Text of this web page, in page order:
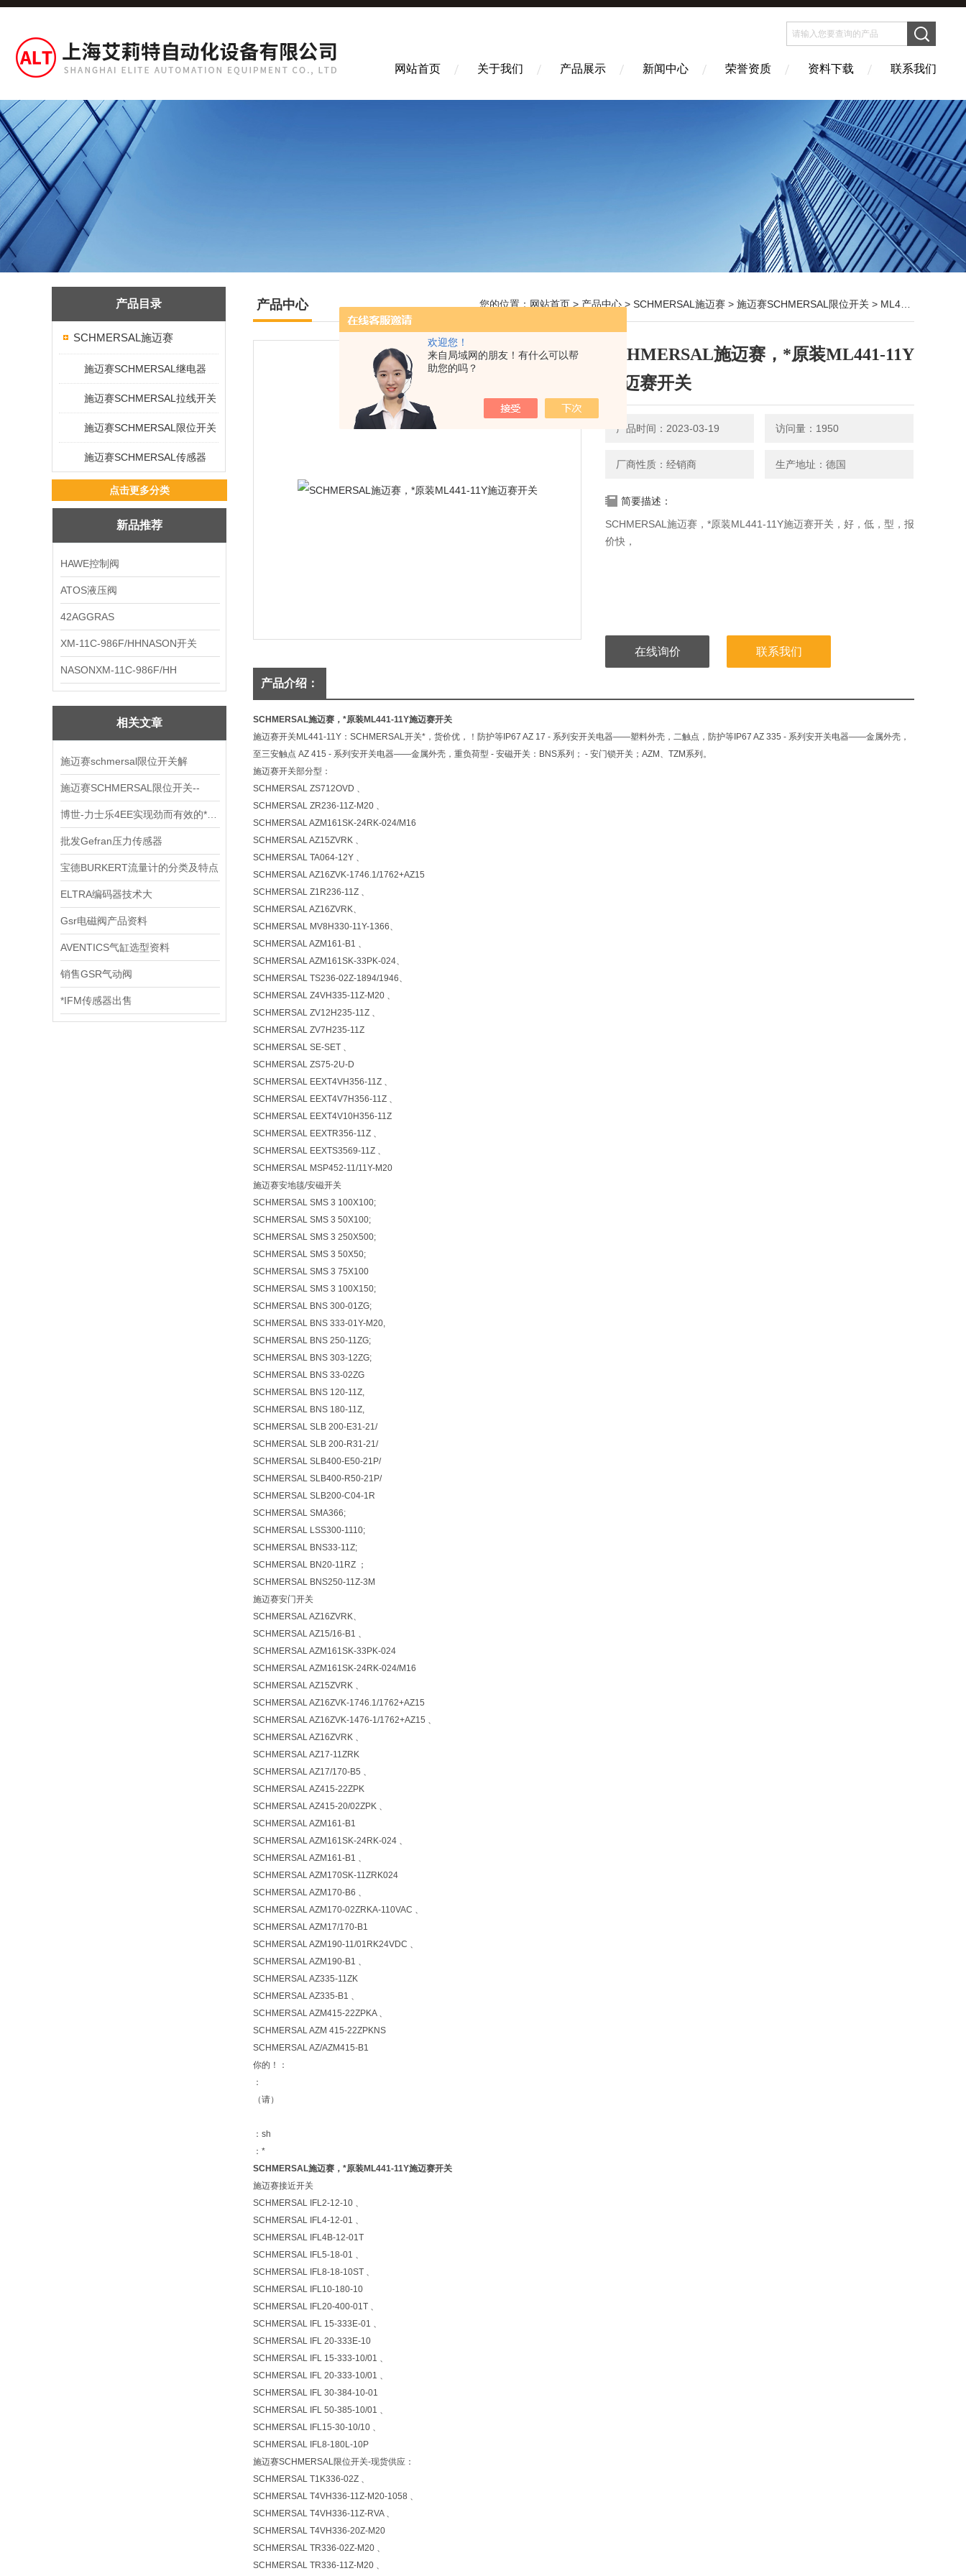
欢迎您！
来自局域网的朋友！有什么可以帮
助您的吗？
网站首页 关于我们 产品展示 新闻中心 荣誉资质 资料下载 联系我们
产品目录
SCHMERSAL施迈赛
施迈赛SCHMERSAL继电器
施迈赛SCHMERSAL拉线开关
施迈赛SCHMERSAL限位开关
施迈赛SCHMERSAL传感器
点击更多分类
新品推荐
HAWE控制阀
ATOS液压阀
42AGGRAS
XM-11C-986F/HHNASON开关
NASONXM-11C-986F/HH
相关文章
施迈赛schmersal限位开关解
施迈赛SCHMERSAL限位开关--
批发Gefran压力传感器
宝德BURKERT流量计的分类及特点
ELTRA编码器技术大
Gsr电磁阀产品资料
AVENTICS气缸选型资料
销售GSR气动阀
*IFM传感器出售
产品中心 您的位置： 网站首页 > 产品中心 > SCHMERSAL施迈赛 > 施迈赛SCHMERSAL限位开关 > ML441-11YSCHMERSAL施迈赛，*原装ML441-11Y施迈赛开关
SCHMERSAL施迈赛，*原装ML441-11Y
施迈赛开关
产品时间：2023-03-19 访问量：1950
厂商性质：经销商 生产地址：德国
简要描述：
SCHMERSAL施迈赛，*原装ML441-11Y施迈赛开关，好，低，型，报
价快，
在线询价 联系我们
产品介绍：
SCHMERSAL施迈赛，*原装ML441-11Y施迈赛开关
施迈赛开关ML441-11Y：SCHMERSAL开关*，货价优，！防护等IP67 AZ 17 - 系列安开关电器——塑料外壳，二触点，防护等IP67 AZ 335 - 系列安开关电器——金属外壳，
至三安触点 AZ 415 - 系列安开关电器——金属外壳，重负荷型 - 安磁开关：BNS系列； - 安门锁开关；AZM、TZM系列。
施迈赛开关部分型：
SCHMERSAL ZS712OVD 、
SCHMERSAL ZR236-11Z-M20 、
SCHMERSAL AZM161SK-24RK-024/M16
SCHMERSAL AZ15ZVRK 、
SCHMERSAL TA064-12Y 、
SCHMERSAL AZ16ZVK-1746.1/1762+AZ15
SCHMERSAL Z1R236-11Z 、
SCHMERSAL AZ16ZVRK、
SCHMERSAL MV8H330-11Y-1366、
SCHMERSAL AZM161-B1 、
SCHMERSAL AZM161SK-33PK-024、
SCHMERSAL TS236-02Z-1894/1946、
SCHMERSAL Z4VH335-11Z-M20 、
SCHMERSAL ZV12H235-11Z 、
SCHMERSAL ZV7H235-11Z
SCHMERSAL SE-SET 、
SCHMERSAL ZS75-2U-D
SCHMERSAL EEXT4VH356-11Z 、
SCHMERSAL EEXT4V7H356-11Z 、
SCHMERSAL EEXT4V10H356-11Z
SCHMERSAL EEXTR356-11Z 、
SCHMERSAL EEXTS3569-11Z 、
SCHMERSAL MSP452-11/11Y-M20
施迈赛安地毯/安磁开关
SCHMERSAL SMS 3 100X100;
SCHMERSAL SMS 3 50X100;
SCHMERSAL SMS 3 250X500;
SCHMERSAL SMS 3 50X50;
SCHMERSAL SMS 3 75X100
SCHMERSAL SMS 3 100X150;
SCHMERSAL BNS 300-01ZG;
SCHMERSAL BNS 333-01Y-M20,
SCHMERSAL BNS 250-11ZG;
SCHMERSAL BNS 303-12ZG;
SCHMERSAL BNS 33-02ZG
SCHMERSAL BNS 120-11Z,
SCHMERSAL BNS 180-11Z,
SCHMERSAL SLB 200-E31-21/
SCHMERSAL SLB 200-R31-21/
SCHMERSAL SLB400-E50-21P/
SCHMERSAL SLB400-R50-21P/
SCHMERSAL SLB200-C04-1R
SCHMERSAL SMA366;
SCHMERSAL LSS300-1110;
SCHMERSAL BNS33-11Z;
SCHMERSAL BN20-11RZ ；
SCHMERSAL BNS250-11Z-3M
施迈赛安门开关
SCHMERSAL AZ16ZVRK、
SCHMERSAL AZ15/16-B1 、
SCHMERSAL AZM161SK-33PK-024
SCHMERSAL AZM161SK-24RK-024/M16
SCHMERSAL AZ15ZVRK 、
SCHMERSAL AZ16ZVK-1746.1/1762+AZ15
SCHMERSAL AZ16ZVK-1476-1/1762+AZ15 、
SCHMERSAL AZ16ZVRK 、
SCHMERSAL AZ17-11ZRK
SCHMERSAL AZ17/170-B5 、
SCHMERSAL AZ415-22ZPK
SCHMERSAL AZ415-20/02ZPK 、
SCHMERSAL AZM161-B1
SCHMERSAL AZM161SK-24RK-024 、
SCHMERSAL AZM161-B1 、
SCHMERSAL AZM170SK-11ZRK024
SCHMERSAL AZM170-B6 、
SCHMERSAL AZM170-02ZRKA-110VAC 、
SCHMERSAL AZM17/170-B1
SCHMERSAL AZM190-11/01RK24VDC 、
SCHMERSAL AZM190-B1 、
SCHMERSAL AZ335-11ZK
SCHMERSAL AZ335-B1 、
SCHMERSAL AZM415-22ZPKA 、
SCHMERSAL AZM 415-22ZPKNS
SCHMERSAL AZ/AZM415-B1
你的！：
：
（请）
：sh
：*
SCHMERSAL施迈赛，*原装ML441-11Y施迈赛开关
施迈赛接近开关
SCHMERSAL IFL2-12-10 、
SCHMERSAL IFL4-12-01 、
SCHMERSAL IFL4B-12-01T
SCHMERSAL IFL5-18-01 、
SCHMERSAL IFL8-18-10ST 、
SCHMERSAL IFL10-180-10
SCHMERSAL IFL20-400-01T 、
SCHMERSAL IFL 15-333E-01 、
SCHMERSAL IFL 20-333E-10
SCHMERSAL IFL 15-333-10/01 、
SCHMERSAL IFL 20-333-10/01 、
SCHMERSAL IFL 30-384-10-01
SCHMERSAL IFL 50-385-10/01 、
SCHMERSAL IFL15-30-10/10 、
SCHMERSAL IFL8-180L-10P
施迈赛SCHMERSAL限位开关-现货供应：
SCHMERSAL T1K336-02Z 、
SCHMERSAL T4VH336-11Z-M20-1058 、
SCHMERSAL T4VH336-11Z-RVA 、
SCHMERSAL T4VH336-20Z-M20
SCHMERSAL TR336-02Z-M20 、
SCHMERSAL TR336-11Z-M20 、